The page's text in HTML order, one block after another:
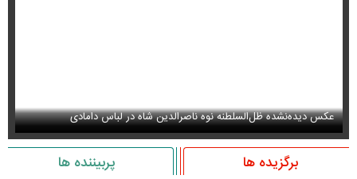
سانسور عجیب تلویزیون همه را متعجب کرد